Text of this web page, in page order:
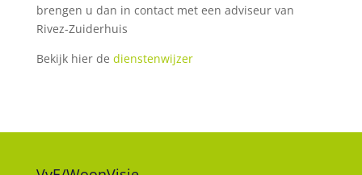
brengen u dan in contact met een adviseur van
Rivez-Zuiderhuis
Bekijk hier de dienstenwijzer